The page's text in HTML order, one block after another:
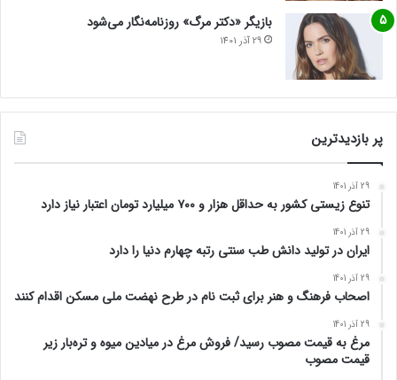
بازیگر «دکتر مرگ» روزنامه‌نگار می‌شود
29 آذر 1401
پر بازدیدترین
29 آذر 1401
تنوع زیستی کشور به حداقل هزار و ۷۰۰ میلیارد تومان اعتبار نیاز دارد
29 آذر 1401
ایران در تولید دانش طب سنتی رتبه چهارم دنیا را دارد
29 آذر 1401
اصحاب فرهنگ و هنر برای ثبت نام در طرح نهضت ملی مسکن اقدام کنند
29 آذر 1401
مرغ به قیمت مصوب رسید/ فروش مرغ در میادین میوه و تره‌بار زیر
قیمت مصوب